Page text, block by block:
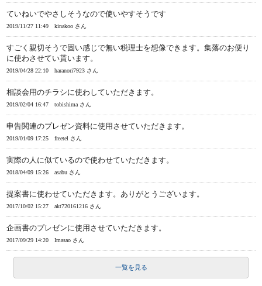
ていねいでやさしそうなので使いやすそうです
2019/11/27 11:49 kinakoo さん
すごく親切そうで固い感じで無い税理士を想像できます。集落のお便り
に使わさせてい貰います。
2019/04/28 22:10 haranori7923 さん
相談会用のチラシに使わしていただきます。
2019/02/04 16:47 tobishima さん
申告関連のプレゼン資料に使用させていただきます。
2019/01/09 17:25 freetel さん
実際の人に似ているので使わせていただきます。
2018/04/09 15:26 asabu さん
提案書に使わせていただきます。ありがとうございます。
2017/10/02 15:27 akt720161216 さん
企画書のプレゼンに使用させていただきます。
2017/09/29 14:20 Imasao さん
一覧を見る